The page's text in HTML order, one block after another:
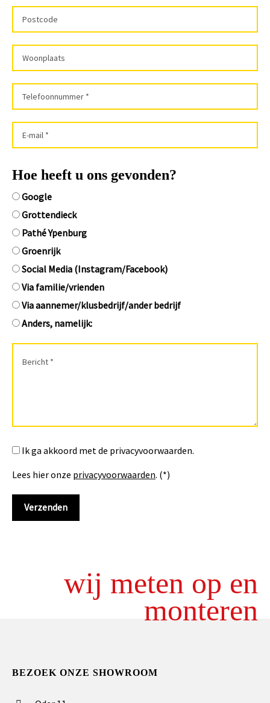
Hoe heeft u ons gevonden?
Google
Grottendieck
Pathé Ypenburg
Groenrijk
Social Media (Instagram/Facebook)
Via familie/vrienden
Via aannemer/klusbedrijf/ander bedrijf
Anders, namelijk:
Ik ga akkoord met de privacyvoorwaarden.
Lees hier onze privacyvoorwaarden. (*)
wij meten op en
monteren
BEZOEK ONZE SHOWROOM